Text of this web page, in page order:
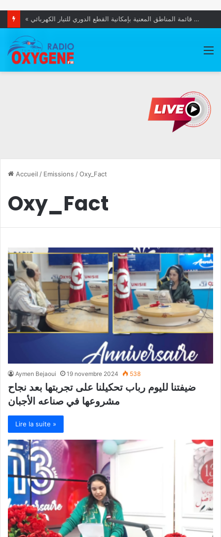
بطاقة إيداع بالسجن في حقّ المعتدي على شواهد رخامية لقبور زعماء وطنيين
Accueil / Emissions /Oxy_Fact
Oxy_Fact
Aymen Bejaoui 19 novembre 2024 538
ضيفتنا لليوم رباب تحكيلنا على تجربتها بعد نجاح
مشروعها في صناعه الأجبان
Lire la suite »